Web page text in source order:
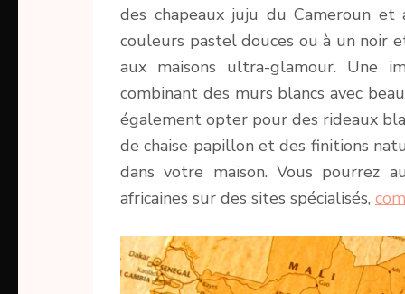
des chapeaux juju du Cameroun et
couleurs pastel douces ou à un noir
aux maisons ultra-glamour. Une
combinant des murs blancs avec
également opter pour des rideaux
de chaise papillon et des finitions
dans votre maison. Vous pourrez
africaines sur des sites spécialisés,